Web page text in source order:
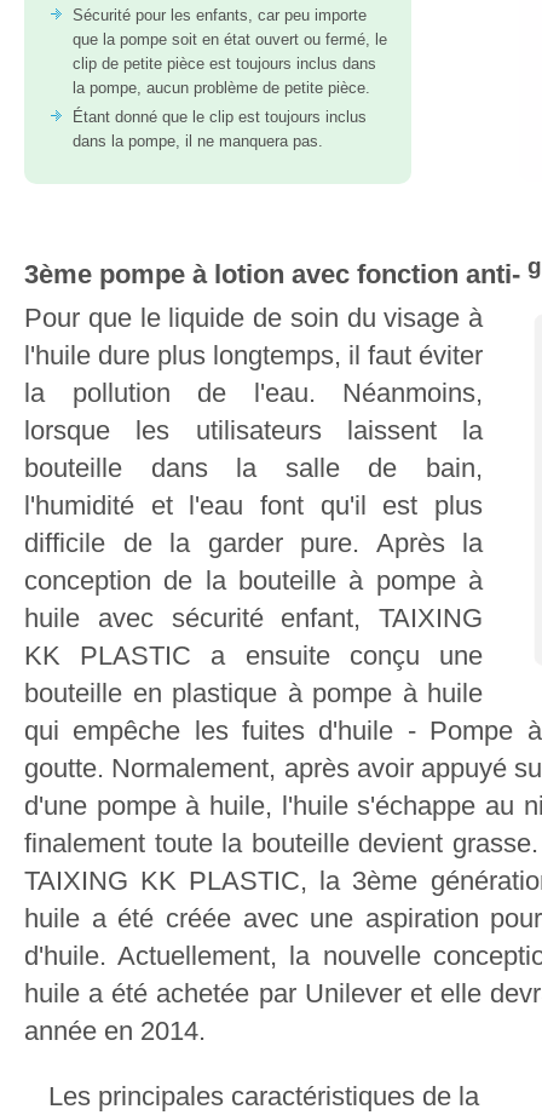
Sécurité pour les enfants, car peu importe
que la pompe soit en état ouvert ou fermé, le
clip de petite pièce est toujours inclus dans
la pompe, aucun problème de petite pièce.
Étant donné que le clip est toujours inclus
dans la pompe, il ne manquera pas.
3ème pompe à lotion avec fonction anti-
Pour que le liquide de soin du visage à
l'huile dure plus longtemps, il faut éviter
la pollution de l'eau. Néanmoins,
lorsque les utilisateurs laissent la
bouteille dans la salle de bain,
l'humidité et l'eau font qu'il est plus
difficile de la garder pure. Après la
conception de la bouteille à pompe à
huile avec sécurité enfant, TAIXING
KK PLASTIC a ensuite conçu une
bouteille en plastique à pompe à huile
qui empêche les fuites d'huile - Pompe
goutte. Normalement, après avoir appuyé
d'une pompe à huile, l'huile s'échappe au
finalement toute la bouteille devient
TAIXING KK PLASTIC, la 3ème
huile a été créée avec une aspiration
d'huile. Actuellement, la nouvelle
huile a été achetée par Unilever et elle
année en 2014.
Les principales caractéristiques de la